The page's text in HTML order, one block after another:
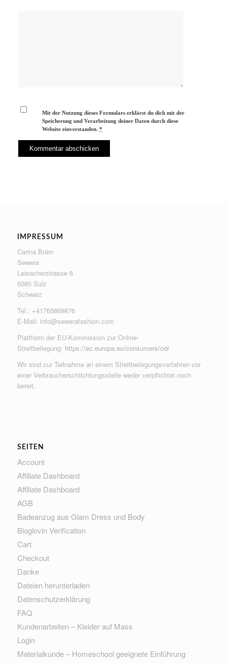
Mit der Nutzung dieses Formulars erklärst du dich mit der
Speicherung und Verarbeitung deiner Daten durch diese
Website einverstanden.*
IMPRESSUM
Carina Bräm
Sewera
Leisacherstrasse 6
5085 Sulz
Schweiz
Tel.: +41765869876
E-Mail: info@sewerafashion.com
Plattform der EU-Kommission zur Online-
Streitbeilegung: https://ec.europa.eu/consumers/odr
Wir sind zur Teilnahme an einem Streitbeilegungsverfahren vor
einer Verbraucherschlichtungsstelle weder verpflichtet noch
bereit.
SEITEN
Account
Affiliate Dashboard
Affiliate Dashboard
AGB
Badeanzug aus Glam Dress und Body
Bloglovin Verification
Cart
Checkout
Danke
Dateien herunterladen
Datenschutzerklärung
FAQ
Kundenarbeiten – Kleider auf Mass
Login
Materialkunde – Homeschool geeignete Einführung